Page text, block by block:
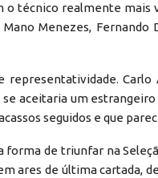
o técnico realmente mais
Menezes, Fernando
Carlo
aceitaria um
seguidos e que
de triunfar na
ares de última cartada,